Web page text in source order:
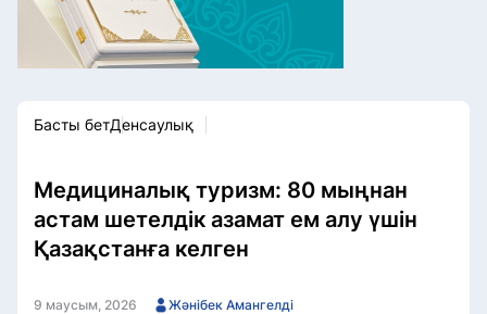
Спорт
Мәдениет
Басты бетДенсаулық
Медициналық туризм: 80 мыңнан
астам шетелдік азамат ем алу үшін
Қазақстанға келген
9 маусым, 2026 Жәнібек Амангелді